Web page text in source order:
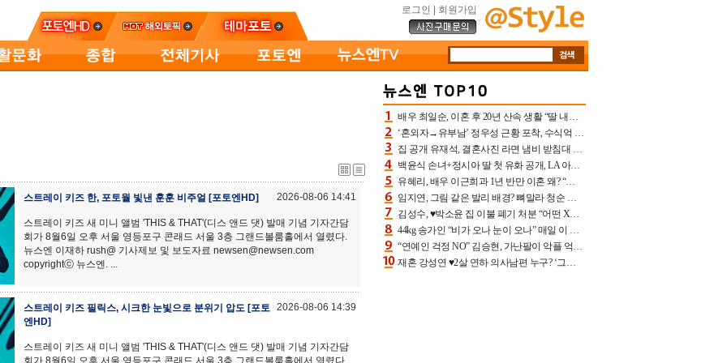
로그인 회원가입
스트레이 키즈 한, 포토월 빛낸 훈훈 비주얼 [포토엔HD] 2026-08-06 14:41
스트레이 키즈 새 미니 앨범 'THIS & THAT'(디스 앤드 댓) 발매 기념 기자간담
회가 8월6일 오후 서울 영등포구 콘래드 서울 3층 그랜드볼룸홀에서 열렸다.
뉴스엔 이재하 rush@ 기사제보 및 보도자료 newsen@newsen.com
copyrightⓒ 뉴스엔. ...
스트레이 키즈 필릭스, 시크한 눈빛으로 분위기 압도 [포토
엔HD]
2026-08-06 14:39
스트레이 키즈 새 미니 앨범 'THIS & THAT'(디스 앤드 댓) 발매 기념 기자간담
회가 8월6일 오후 서울 영등포구 콘래드 서울 3층 그랜드볼룸홀에서 열렸다.
배우 최일순, 이혼 후 20년 산속 생활 “딸 내가 버렸다고 원망‥맘 아파”(특종)[어제TV]
‘혼외자→유부남’ 정우성 근황 포착, 수식억 해킹 피해 후배 만났다 “존경하는”
집 공개 유재석, 결혼사진 라면 냄비 받침대 되고 분노‥가족사진도 피해(놀뭐)[어제TV]
백윤식 손녀+정시아 딸 첫 유화 공개, LA 아트쇼→서울국제조각페스타 작가다운 수준급 실력
유혜리, 배우 이근희과 1년 반만 이혼 왜? “식칼 꽂고 의자 던져” 충격 폭로(특종)[어제TV]
임지연, 그림 같은 발리 배경? 뼈말라 청순 비키니 핏에 상대 안 되네
김성수, ♥박소윤 집 이불 폐기 처분 “어떤 X이랑 썼을지 몰라” 질투(신랑수업2)[어제TV]
44kg 송가인 “비가 오나 눈이 오나” 매일 이 운동, 허벅지 근육량 상승+체지방 감소
“연예인 걱정 NO” 김승현, 가난팔이 악플 억울할만‥아내+딸과 日 여행
재혼 강성연 ♥2살 연하 의사남편 누구? ‘그알’ 자문의에 훈남 비주얼 초엘리트 스펙 [종합]